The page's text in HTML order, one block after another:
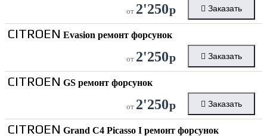
от 2'250р Заказать
CITROEN Evasion ремонт форсунок
от 2'250р Заказать
CITROEN GS ремонт форсунок
от 2'250р Заказать
CITROEN Grand C4 Picasso I ремонт форсунок